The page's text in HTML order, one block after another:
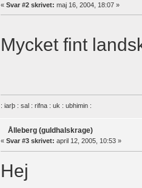
« Svar #2 skrivet: maj 16, 2004, 18:07 »
Mycket fint
: iarþ : sal : rifna : uk : ubhimin :
Ålleberg (guldhalskrage)
« Svar #3 skrivet: april 12, 2005, 10:53 »
Hej